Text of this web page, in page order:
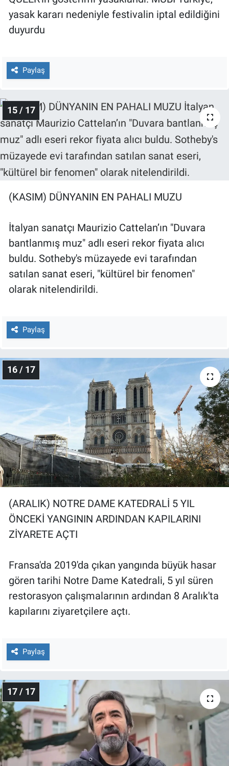
yasak kararı nedeniyle festivalin iptal edildiğini
duyurdu
Paylaş
15 / 17
(KASIM) DÜNYANIN EN PAHALI MUZU
İtalyan sanatçı Maurizio Cattelan’ın "Duvara
bantlanmış muz" adlı eseri rekor fiyata alıcı
buldu. Sotheby's müzayede evi tarafından
satılan sanat eseri, "kültürel bir fenomen"
olarak nitelendirildi.
Paylaş
16 / 17
(ARALIK) NOTRE DAME KATEDRALİ 5 YIL
ÖNCEKİ YANGININ ARDINDAN KAPILARINI
ZİYARETE AÇTI
Fransa'da 2019'da çıkan yangında büyük hasar
gören tarihi Notre Dame Katedrali, 5 yıl süren
restorasyon çalışmalarının ardından 8 Aralık'ta
kapılarını ziyaretçilere açtı.
Paylaş
17 / 17